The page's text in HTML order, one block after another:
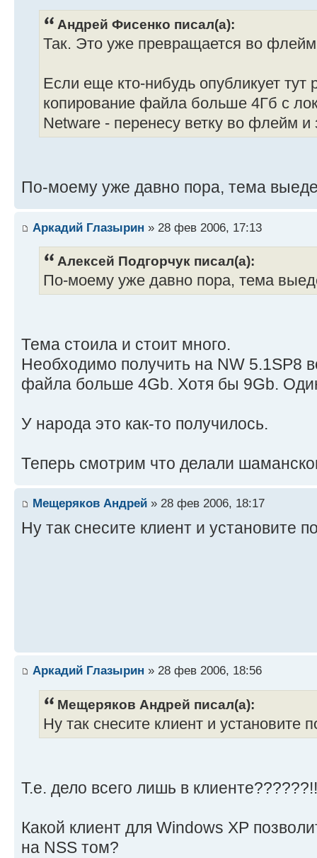
Андрей Фисенко писал(а):
Так. Это уже превращается во
Если еще кто-нибудь опубликует тут
копирование файла больше 4Гб с
Netware - перенесу ветку во флейм
По-моему уже давно пора, тема
Аркадий Глазырин » 28 фев 2006, 17:13
Алексей Подгорчук писал(а):
По-моему уже давно пора, тема
Тема стоила и стоит много.
Необходимо получить на NW 5.1SP8
файла больше 4Gb. Хотя бы 9Gb.
У народа это как-то получилось.
Теперь смотрим что делали
Мещеряков Андрей » 28 фев 2006, 18:17
Ну так снесите клиент и установите
Аркадий Глазырин » 28 фев 2006, 18:56
Мещеряков Андрей писал(а):
Ну так снесите клиент и
Т.е. дело всего лишь в
Какой клиент для Windows XP
на NSS том?